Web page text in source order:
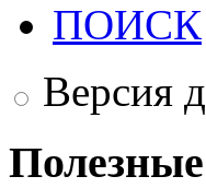
ПОИСК
Версия